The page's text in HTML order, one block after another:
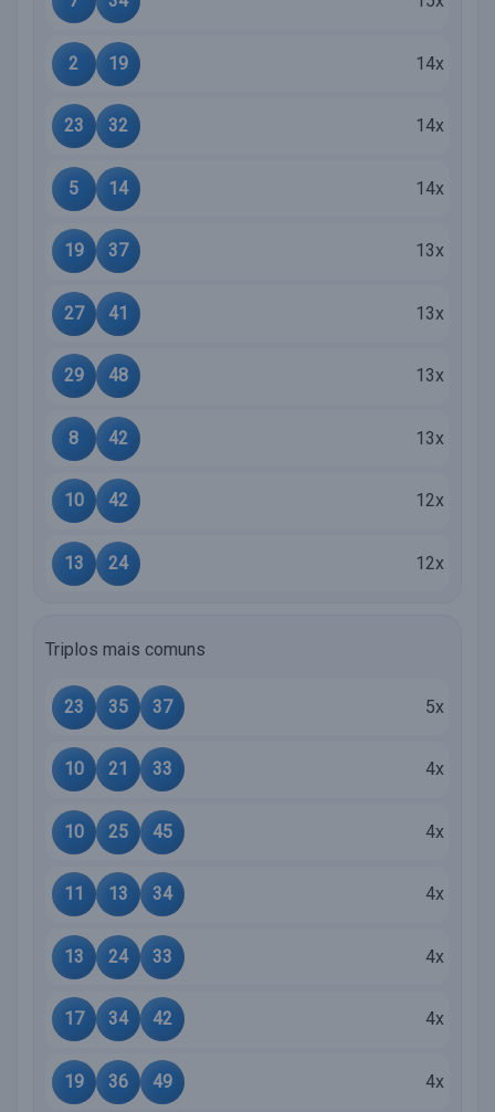
2 19 14x
23 32 14x
5 14 14x
19 37 13x
27 41 13x
29 48 13x
8 42 13x
10 42 12x
13 24 12x
Triplos mais comuns
23 35 37 5x
10 21 33 4x
10 25 45 4x
11 13 34 4x
13 24 33 4x
17 34 42 4x
19 36 49 4x